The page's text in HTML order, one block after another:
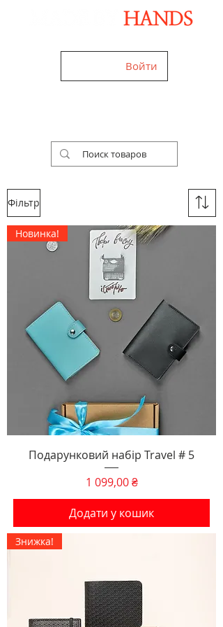
Войти
Фільтр
Новинка!
Подарунковий набір Travel # 5
Ціна
1 099,00 ₴
Додати у кошик
Знижка!